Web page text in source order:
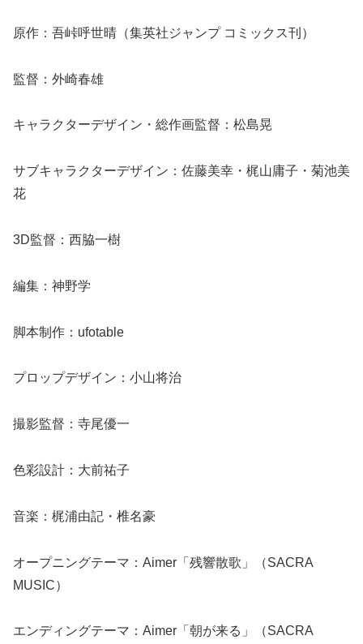
原作：吾峠呼世晴（集英社ジャンプ コミックス刊）
監督：外崎春雄
キャラクターデザイン・総作画監督：松島晃
サブキャラクターデザイン：佐藤美幸・梶山庸子・菊池美
花
3D監督：西脇一樹
編集：神野学
脚本制作：ufotable
プロップデザイン：小山将治
撮影監督：寺尾優一
色彩設計：大前祐子
音楽：梶浦由記・椎名豪
オープニングテーマ：Aimer「残響散歌」（SACRA
MUSIC）
エンディングテーマ：Aimer「朝が来る」（SACRA